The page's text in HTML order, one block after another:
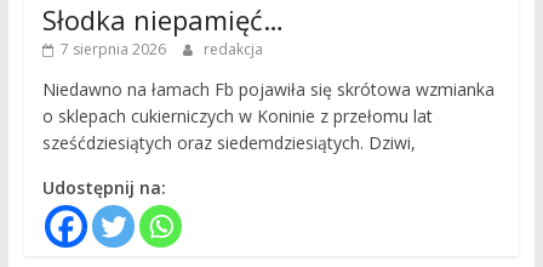
Słodka niepamięć…
7 sierpnia 2026 redakcja
Niedawno na łamach Fb pojawiła się skrótowa wzmianka
o sklepach cukierniczych w Koninie z przełomu lat
sześćdziesiątych oraz siedemdziesiątych. Dziwi,
Udostępnij na: